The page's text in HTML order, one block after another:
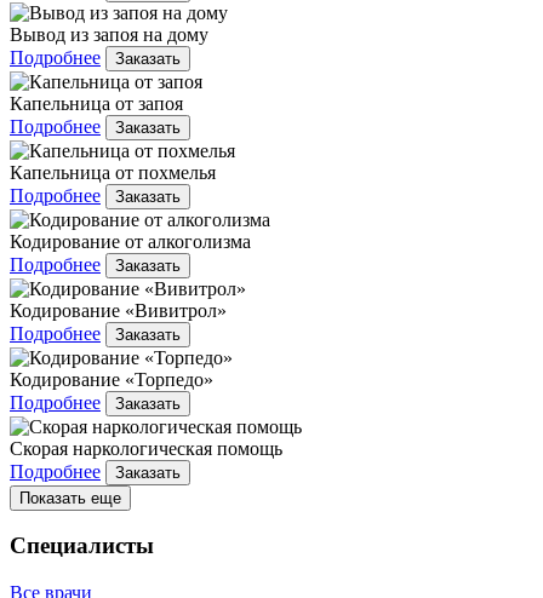
Вывод из запоя на дому
Подробнее
Заказать
Капельница от запоя
Подробнее
Заказать
Капельница от похмелья
Подробнее
Заказать
Кодирование от алкоголизма
Подробнее
Заказать
Кодирование «Вивитрол»
Подробнее
Заказать
Кодирование «Торпедо»
Подробнее
Заказать
Скорая наркологическая помощь
Подробнее
Заказать
Показать еще
Специалисты
Все врачи